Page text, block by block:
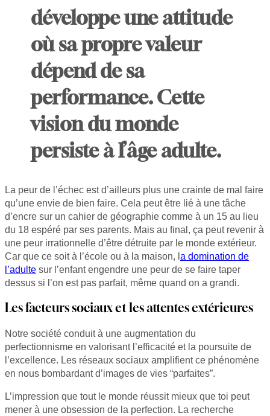
développe une attitude
où sa propre valeur
dépend de sa
performance. Cette
vision du monde
persiste à l’âge adulte.
La peur de l’échec est d’ailleurs plus une crainte de mal faire
qu’une envie de bien faire. Cela peut être lié à une tâche
d’encre sur un cahier de géographie comme à un 15 au lieu
du 18 espéré par ses parents. Mais au final, ça peut revenir à
une peur irrationnelle d’être détruite par le monde extérieur.
Car que ce soit à l’école ou à la maison, la domination de
l’adulte sur l’enfant engendre une peur de se faire taper
dessus si l’on est pas parfait, même quand on a grandi.
Les facteurs sociaux et les attentes extérieures
Notre société conduit à une augmentation du
perfectionnisme en valorisant l’efficacité et la poursuite de
l’excellence. Les réseaux sociaux amplifient ce phénomène
en nous bombardant d’images de vies “parfaites”.
L’impression que tout le monde réussit mieux que toi peut
mener à une obsession de la perfection. La recherche